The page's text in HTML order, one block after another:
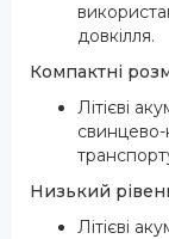
довкілля.
Компактні
Літієві
свинцево-
Низький
Літієві